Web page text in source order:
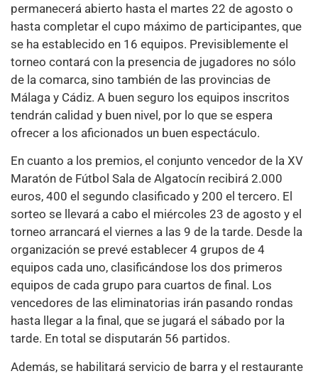
permanecerá abierto hasta el martes 22 de agosto o
hasta completar el cupo máximo de participantes, que
se ha establecido en 16 equipos. Previsiblemente el
torneo contará con la presencia de jugadores no sólo
de la comarca, sino también de las provincias de
Málaga y Cádiz. A buen seguro los equipos inscritos
tendrán calidad y buen nivel, por lo que se espera
ofrecer a los aficionados un buen espectáculo.
En cuanto a los premios, el conjunto vencedor de la XV
Maratón de Fútbol Sala de Algatocín recibirá 2.000
euros, 400 el segundo clasificado y 200 el tercero. El
sorteo se llevará a cabo el miércoles 23 de agosto y el
torneo arrancará el viernes a las 9 de la tarde. Desde la
organización se prevé establecer 4 grupos de 4
equipos cada uno, clasificándose los dos primeros
equipos de cada grupo para cuartos de final. Los
vencedores de las eliminatorias irán pasando rondas
hasta llegar a la final, que se jugará el sábado por la
tarde. En total se disputarán 56 partidos.
Además, se habilitará servicio de barra y el restaurante